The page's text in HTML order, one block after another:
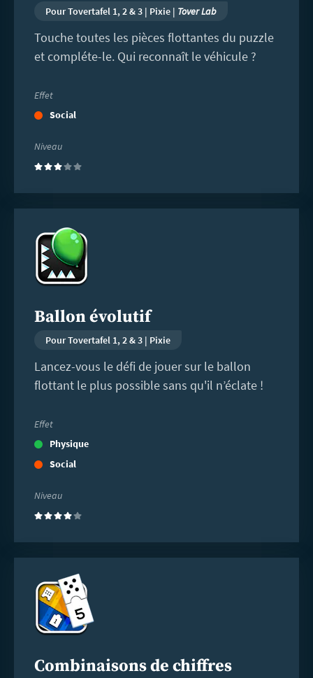
Pour Tovertafel 1, 2 & 3 | Pixie | Tover Lab
Touche toutes les pièces flottantes du puzzle
et compléte-le. Qui reconnaît le véhicule ?
Effet
Social
Niveau
(3)
Ballon évolutif
Pour Tovertafel 1, 2 & 3 | Pixie
Lancez-vous le défi de jouer sur le ballon
flottant le plus possible sans qu'il n’éclate !
Effet
Physique
Social
Niveau
(4)
savoir
Combinaisons de chiffres
savoir